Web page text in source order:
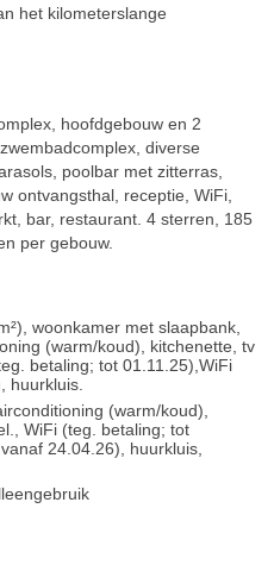
het kilometerslange
hoofdgebouw en 2
diverse
poolbar met zitterras,
ontvangsthal, receptie, WiFi,
bar, restaurant. 4 sterren, 185
per gebouw.
woonkamer met slaapbank,
(warm/koud), kitchenette, tv
betaling; tot 01.11.25),WiFi
huurkluis.
(warm/koud),
WiFi (teg. betaling; tot
24.04.26), huurkluis,